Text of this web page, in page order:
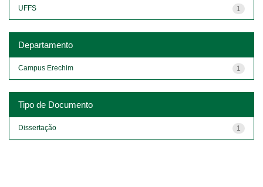
1
UFFS
Departamento
1
Campus Erechim
Tipo de Documento
1
Dissertação